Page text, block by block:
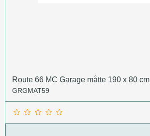
Route 66 MC Garage måtte 190 x 80 cm
GRGMAT59